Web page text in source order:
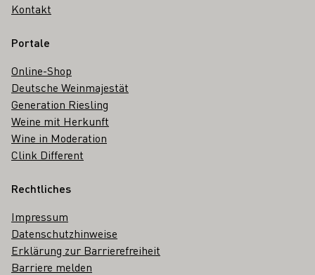
Kontakt
Portale
Online-Shop
Deutsche Weinmajestät
Generation Riesling
Weine mit Herkunft
Wine in Moderation
Clink Different
Rechtliches
Impressum
Datenschutzhinweise
Erklärung zur Barrierefreiheit
Barriere melden